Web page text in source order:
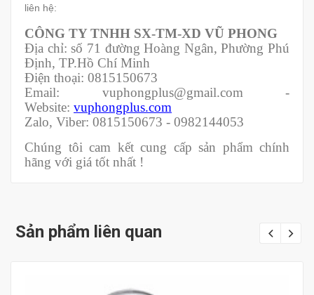
liên hệ:
CÔNG TY TNHH SX-TM-XD VŨ PHONG
Địa chỉ: số 71 đường Hoàng Ngân, Phường Phú
Định, TP.Hồ Chí Minh
Điện thoại: 0815150673
Email: vuphongplus@gmail.com -
Website: vuphongplus.com
Zalo, Viber: 0815150673 - 0982144053
Chúng tôi cam kết cung cấp sản phẩm chính
hãng với giá tốt nhất !
Sản phẩm liên quan